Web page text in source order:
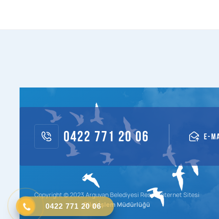
0422 771 20 06
0422 771 20 06 E-
Copyright © 2023 Arguvan Belediyesi Resmi İnternet Sitesi
Bilgi İşlem Müdürlüğü